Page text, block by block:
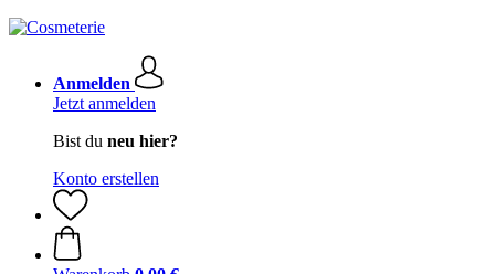
Anmelden
Jetzt anmelden
Bist du neu hier?
Konto erstellen